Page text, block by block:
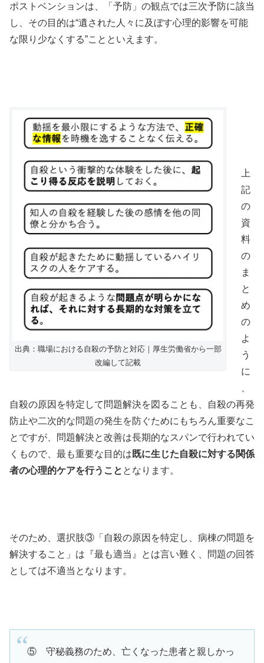
ポストベンションは、「予防」の観点では三次予防に該当
し、その目的は“遺された人々に及ぼす心理的影響を可能
な限り少なくする”ことといえます。
出典：職場における自殺の予防と対応｜厚生労働省から一部
改編して記載
上
記
の
資
料
の
ま
と
め
の
よ
う
に
自殺の原因を特定して問題解決を図ることも、自殺の再発
防止や二次的な問題の発生を防ぐためにもちろん重要なこ
とですが、問題解決と改善は長期的なスパンで行われてい
くもので、最も重要な目的は 既に生じた自殺に対する関係
者の心理的ケアを行うこと となります。
そのため、選択肢③「自殺の原因を特定し、病棟の問題を
解決すること」は『最も適当』とは言い難く、問題の回答
としては不適当となります。
⑤ 守秘義務のため、亡くなった患者と親しかっ